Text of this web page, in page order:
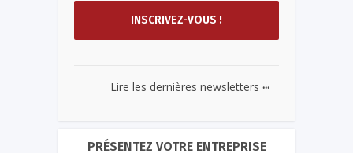
Lire les dernières newsletters ...
PRÉSENTEZ VOTRE ENTREPRISE